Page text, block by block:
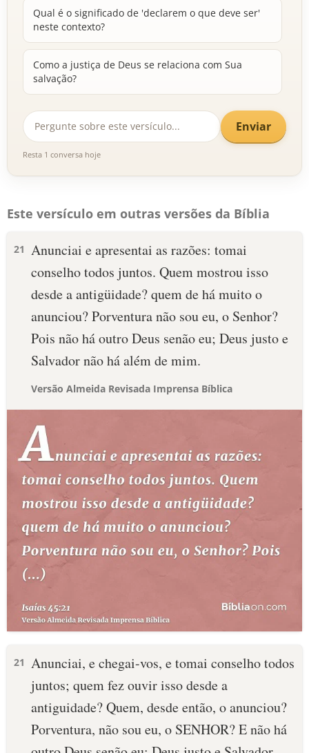
Qual é o significado de 'declarem o que deve ser'
neste contexto?
Como a justiça de Deus se relaciona com Sua
salvação?
Enviar
Resta 1 conversa hoje
Este versículo em outras versões da Bíblia
21 Anunciai e apresentai as razões: tomai
conselho todos juntos. Quem mostrou isso
desde a antigüidade? quem de há muito o
anunciou? Porventura não sou eu, o Senhor?
Pois não há outro Deus senão eu; Deus justo e
Salvador não há além de mim.
Versão Almeida Revisada Imprensa Bíblica
21 Anunciai, e chegai-vos, e tomai conselho todos
juntos; quem fez ouvir isso desde a
antiguidade? Quem, desde então, o anunciou?
Porventura, não sou eu, o SENHOR? E não há